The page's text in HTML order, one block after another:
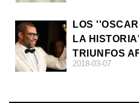
LOS
LA
TRIUNFOS
2018-03-07